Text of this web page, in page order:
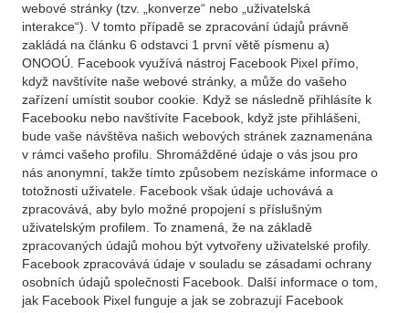
webové stránky (tzv. „konverze“ nebo „uživatelská
interakce“). V tomto případě se zpracování údajů právně
zakládá na článku 6 odstavci 1 první větě písmenu a)
ONOOÚ. Facebook využívá nástroj Facebook Pixel přímo,
když navštívíte naše webové stránky, a může do vašeho
zařízení umístit soubor cookie. Když se následně přihlásíte k
Facebooku nebo navštívíte Facebook, když jste přihlášeni,
bude vaše návštěva našich webových stránek zaznamenána
v rámci vašeho profilu. Shromážděné údaje o vás jsou pro
nás anonymní, takže tímto způsobem nezískáme informace o
totožnosti uživatele. Facebook však údaje uchovává a
zpracovává, aby bylo možné propojení s příslušným
uživatelským profilem. To znamená, že na základě
zpracovaných údajů mohou být vytvořeny uživatelské profily.
Facebook zpracovává údaje v souladu se zásadami ochrany
osobních údajů společnosti Facebook. Další informace o tom,
jak Facebook Pixel funguje a jak se zobrazují Facebook